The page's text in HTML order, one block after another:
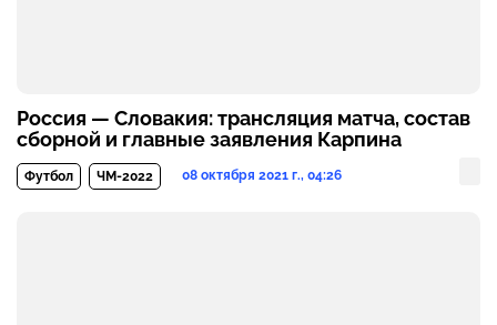
Россия — Словакия: трансляция матча, состав
сборной и главные заявления Карпина
Футбол ЧМ-2022 08 октября 2021 г., 04:26